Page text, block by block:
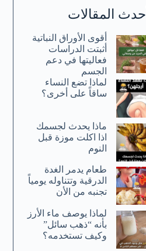
أحدث المقالات
أقوى الأوراق النباتية
أثبتت الدراسات
فعاليتها في دعم
الجسم
لماذا تضع النساء
ساقاً على أخرى؟
ماذا يحدث لجسمك
اذا اكلت موزة قبل
النوم
طعام يدمر الغدة
الدرقية وتتناوله يومياً
تجنبه من الأن
لماذا يوصف ماء الأرز
بأنه “ذهب سائل”
وكيف تستخدمه؟